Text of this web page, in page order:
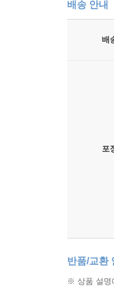
한다는 것
구원의 건
Christo-
휫필드는
생명을 감
렇게 살면
성경을 읽
과 함께
람이 되었
--- p.132
배송 안내
배
포
반품/교환
※ 상품 설명